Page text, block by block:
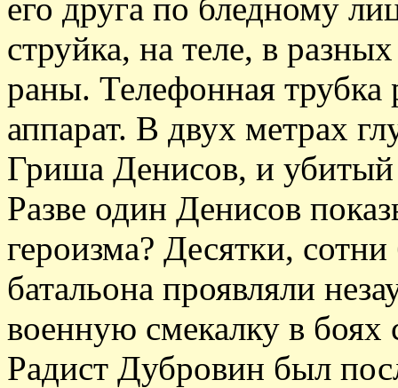
его друга по бледному
струйка, на теле, в
раны. Телефонная трубка
аппарат. В двух метрах
Гриша Денисов, и
Разве один Денисов
героизма? Десятки,
батальона проявляли
военную смекалку в боях
Радист Дубровин был